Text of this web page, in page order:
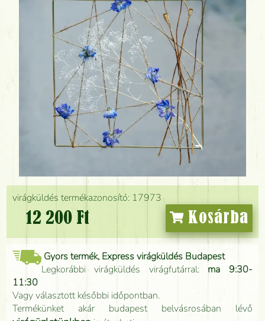
virágküldés termékazonosító: 17973
12 200 Ft Kosárba
Gyors termék, Express virágküldés Budapest
Legkorábbi virágküldés virágfutárral: ma 9:30-
11:30
Vagy választott későbbi időpontban.
Termékünket akár budapest belvásrosában lévő